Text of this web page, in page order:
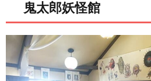
鬼太郎妖怪館